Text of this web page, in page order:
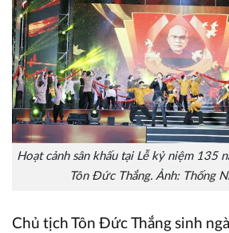
Hoạt cảnh sân khấu tại Lễ kỷ niệm 135
Tôn Đức Thắng. Ảnh: Thống
Chủ tịch Tôn Đức Thắng sinh